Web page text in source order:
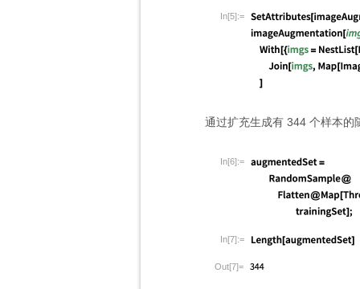
In[5]:=
通过扩充生成有 344 个样本的
In[6]:=
In[7]:=
Out[7]=